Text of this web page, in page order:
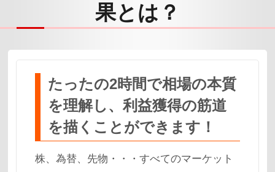
果とは？
たったの2時間で相場の本質
を理解し、利益獲得の筋道
を描くことができます！
株、為替、先物・・・すべてのマーケット